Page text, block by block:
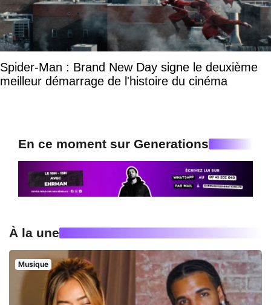
Spider-Man : Brand New Day signe le deuxième
meilleur démarrage de l'histoire du cinéma
En ce moment sur Generations
À la une
Musique